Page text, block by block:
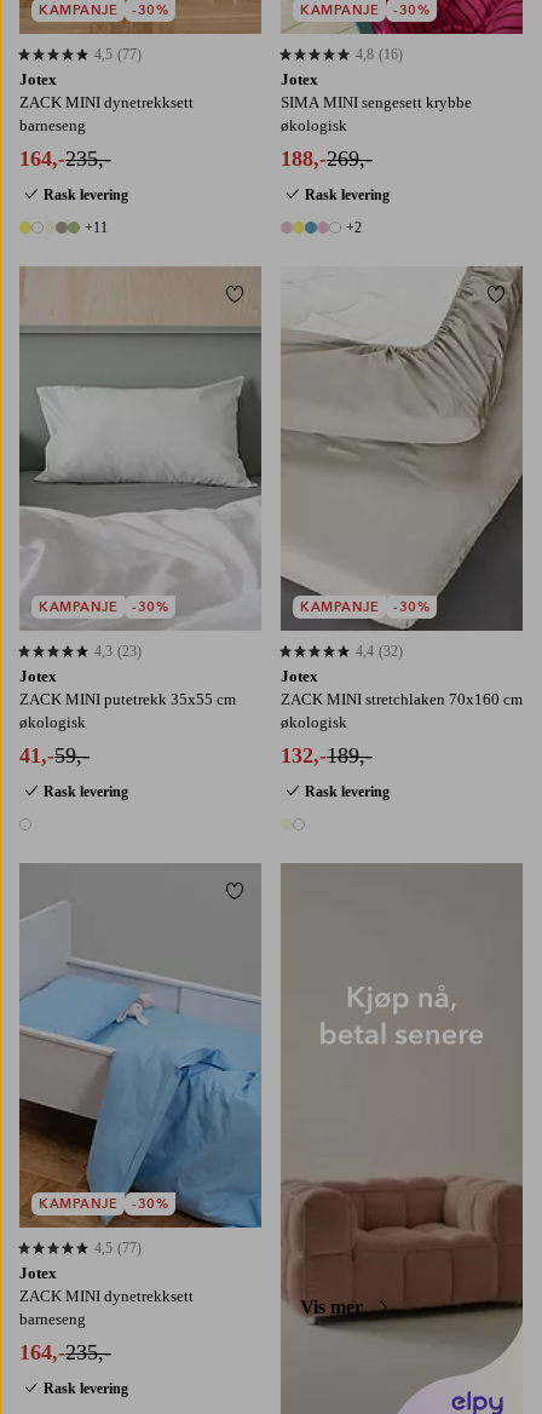
Jotex
ZACK MINI dynetrekksett
barneseng
164,-235,-
Rask levering
16 farger
+11
4,5 basert på 77 karaktergivninger
4,5 (77)
KAMPANJE -30%
Jotex
SIMA MINI sengesett krybbe
økologisk
188,-269,-
Rask levering
7 farger
+2
4,8 basert på 16 karaktergivninger
4,8 (16)
KAMPANJE -30%
Jotex
ZACK MINI putetrekk 35x55 cm
økologisk
41,-59,-
Rask levering
1 farge
4,3 basert på 23 karaktergivninger
4,3 (23)
KAMPANJE -30%
Legg til favoritter
Jotex
ZACK MINI stretchlaken 70x160 cm
økologisk
132,-189,-
Rask levering
2 farger
4,4 basert på 32 karaktergivninger
4,4 (32)
KAMPANJE -30%
Jotex
ZACK MINI dynetrekksett
barneseng
164,-235,-
Rask levering
4,5 basert på 77 karaktergivninger
4,5 (77)
KAMPANJE -30%
Legg til favoritter
Vis mer